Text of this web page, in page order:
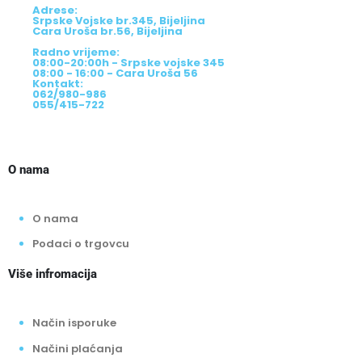
Adrese:
Srpske Vojske br.345, Bijeljina
Cara Uroša br.56, Bijeljina
Radno vrijeme:
08:00-20:00h - Srpske vojske 345
08:00 - 16:00 - Cara Uroša 56
Kontakt:
062/980-986
055/415-722
O nama
O nama
Podaci o trgovcu
Više infromacija
Način isporuke
Načini plaćanja